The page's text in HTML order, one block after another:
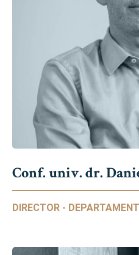
Conf. univ. dr.
DIRECTOR -